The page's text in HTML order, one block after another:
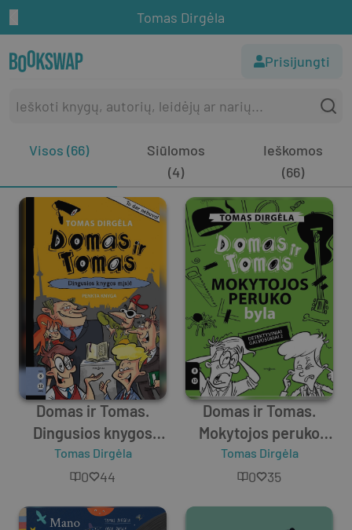
Tomas Dirgėla
Prisijungti
Visos (66)
Siūlomos
(4)
Ieškomos
(66)
Domas ir Tomas.
Dingusios knygos
mįslė
Tomas Dirgėla
0 44
Domas ir Tomas.
Mokytojos peruko
byla
Tomas Dirgėla
0 35